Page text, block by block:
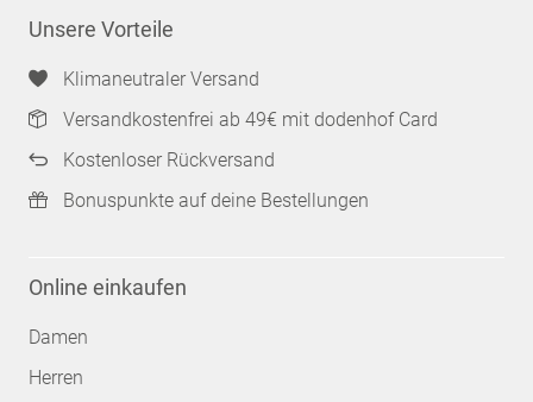
Unsere Vorteile
Klimaneutraler Versand
Versandkostenfrei ab 49€ mit dodenhof Card
Kostenloser Rückversand
Bonuspunkte auf deine Bestellungen
Online einkaufen
Damen
Herren